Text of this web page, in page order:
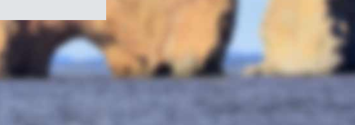
du
gouvernement
du